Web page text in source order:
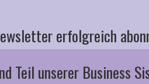
erfolgreich
Teil unserer Business